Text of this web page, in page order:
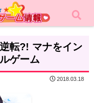
転?! マナをイン
ゲーム
2018.03.18